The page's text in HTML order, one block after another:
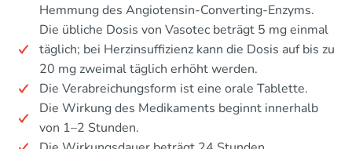
Hemmung des Angiotensin-Converting-Enzyms.
Die übliche Dosis von Vasotec beträgt 5 mg einmal
täglich; bei Herzinsuffizienz kann die Dosis auf bis zu
20 mg zweimal täglich erhöht werden.
Die Verabreichungsform ist eine orale Tablette.
Die Wirkung des Medikaments beginnt innerhalb
von 1–2 Stunden.